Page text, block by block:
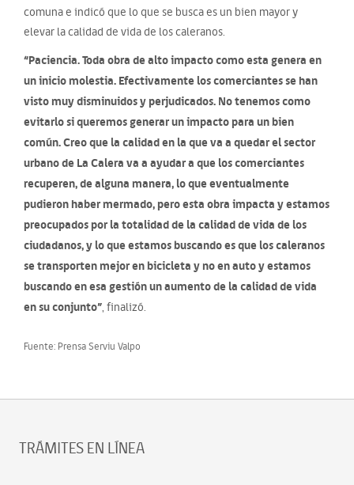
comuna e indicó que lo que se busca es un bien mayor y
elevar la calidad de vida de los caleranos.
“Paciencia. Toda obra de alto impacto como esta genera en
un inicio molestia. Efectivamente los comerciantes se han
visto muy disminuidos y perjudicados. No tenemos como
evitarlo si queremos generar un impacto para un bien
común. Creo que la calidad en la que va a quedar el sector
urbano de La Calera va a ayudar a que los comerciantes
recuperen, de alguna manera, lo que eventualmente
pudieron haber mermado, pero esta obra impacta y estamos
preocupados por la totalidad de la calidad de vida de los
ciudadanos, y lo que estamos buscando es que los caleranos
se transporten mejor en bicicleta y no en auto y estamos
buscando en esa gestión un aumento de la calidad de vida
en su conjunto”, finalizó.
Fuente: Prensa Serviu Valpo
TRÁMITES EN LÍNEA